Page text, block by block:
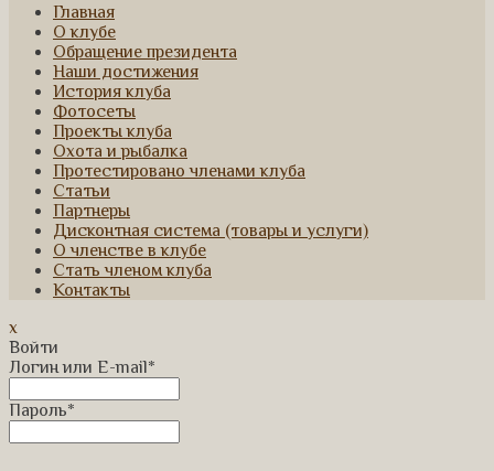
Главная
О клубе
Обращение президента
Наши достижения
История клуба
Фотосеты
Проекты клуба
Охота и рыбалка
Протестировано членами клуба
Статьи
Партнеры
Дисконтная система (товары и услуги)
О членстве в клубе
Стать членом клуба
Контакты
x
Войти
Логин или E-mail*
Пароль*